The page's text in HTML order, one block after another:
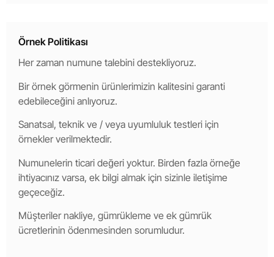
Örnek Politikası
Her zaman numune talebini destekliyoruz.
Bir örnek görmenin ürünlerimizin kalitesini garanti
edebileceğini anlıyoruz.
Sanatsal, teknik ve / veya uyumluluk testleri için
örnekler verilmektedir.
Numunelerin ticari değeri yoktur. Birden fazla örneğe
ihtiyacınız varsa, ek bilgi almak için sizinle iletişime
geçeceğiz.
Müşteriler nakliye, gümrükleme ve ek gümrük
ücretlerinin ödenmesinden sorumludur.